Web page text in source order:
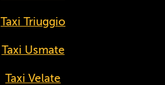
Taxi Triuggio
Taxi Usmate
Taxi Velate